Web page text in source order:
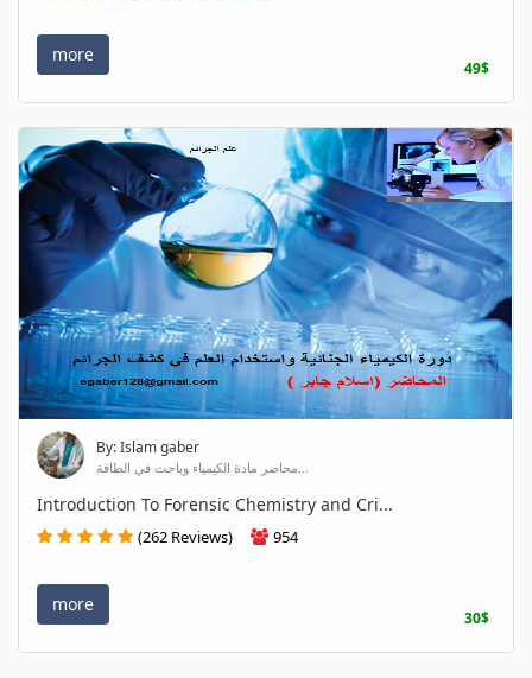
more
49$
By: Islam gaber
محاضر مادة الكيمياء وباحث في الطاقة...
Introduction To Forensic Chemistry and Cri...
(262 Reviews) 954
more
30$